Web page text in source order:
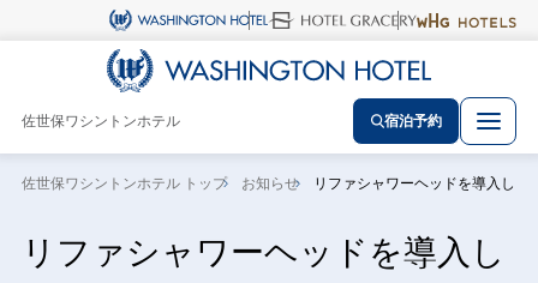
佐世保ワシントンホテル 宿泊予約
佐世保ワシントンホテル トップ お知らせ リファシャワーヘッドを導入しま
リファシャワーヘッドを導入し